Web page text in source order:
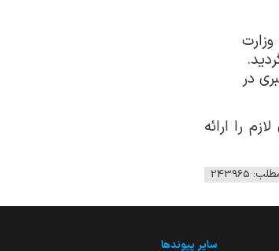
در
را ارائه
243965
سایر پیوندها